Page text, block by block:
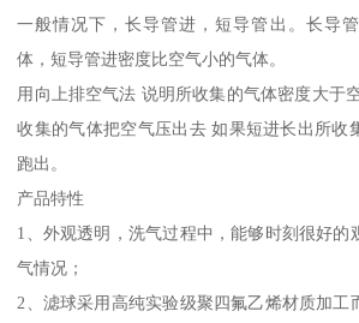
一般情况下，长导管进，短导管出。长导
体，短导管进密度比空气小的气体。
用向上排空气法 说明所收集的气体密度大于
收集的气体把空气压出去 如果短进长出所收
跑出。
产品特性
1、外观透明，洗气过程中，能够时刻很好的
气情况；
2、滤球采用高纯实验级聚四氟乙烯材质加工